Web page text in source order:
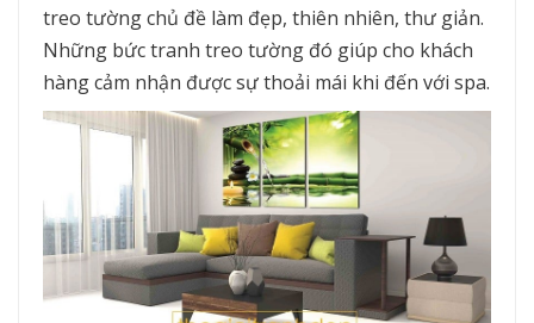
treo tường chủ đề làm đẹp, thiên nhiên, thư giản.
Những bức tranh treo tường đó giúp cho khách
hàng cảm nhận được sự thoải mái khi đến với spa.